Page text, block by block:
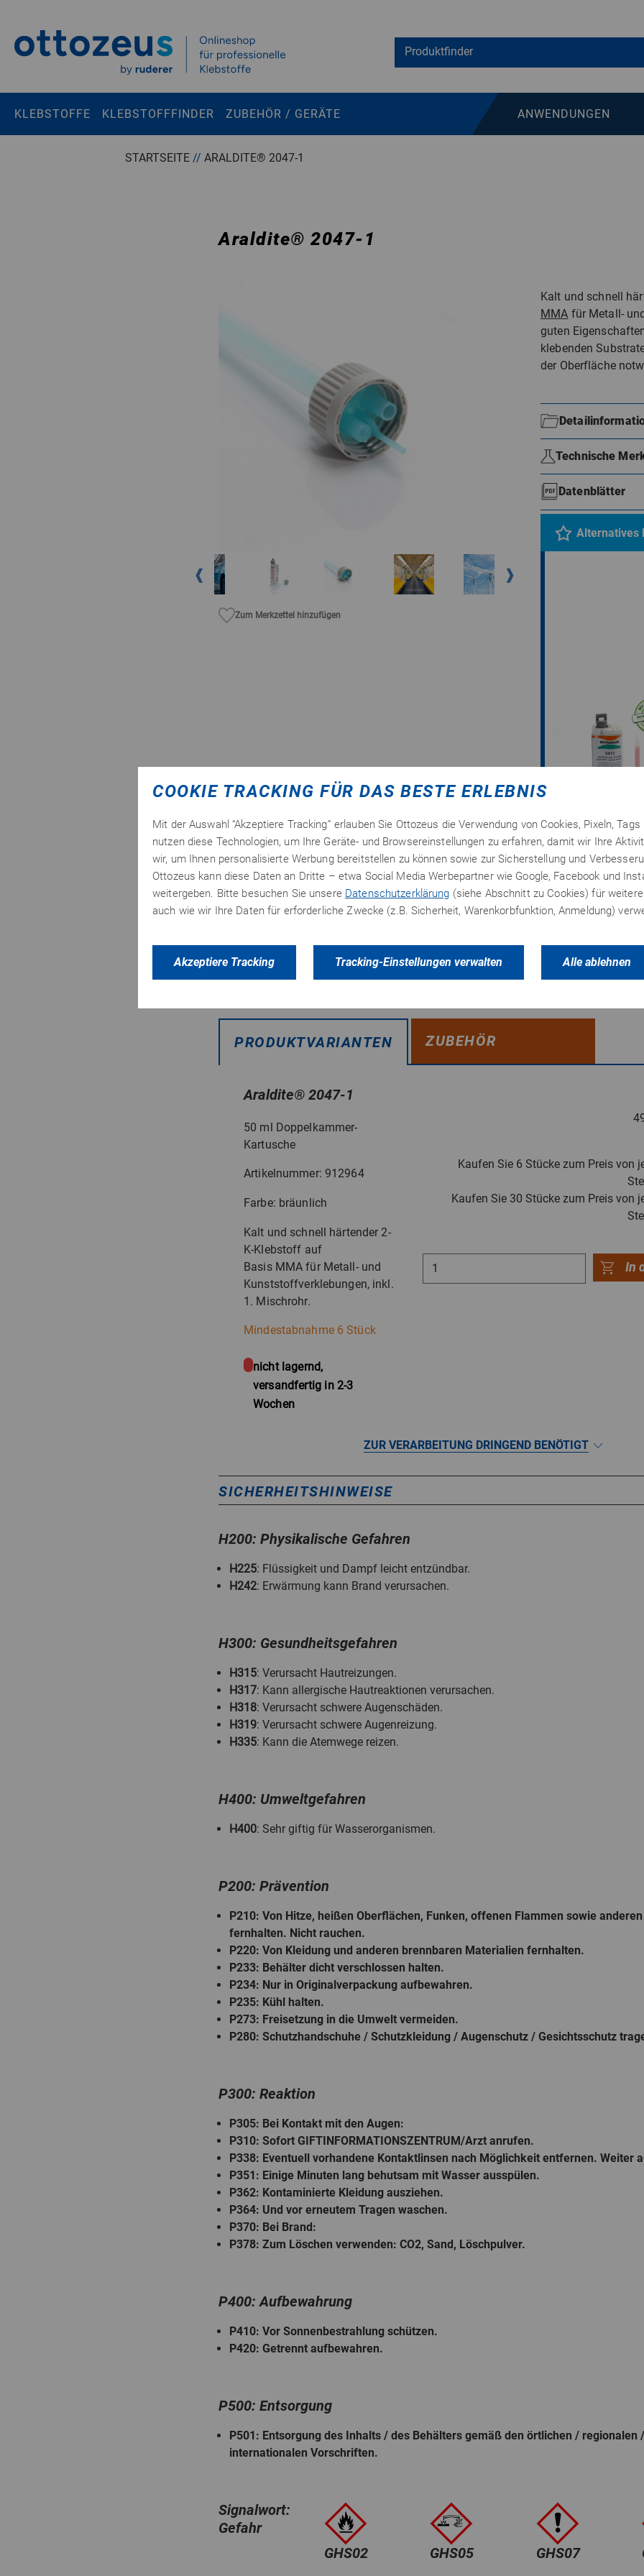
Springen zu
KLEBSTOFFE KLEBSTOFFFINDER ZUBEHÖR / GERÄTE ANWENDUNGEN
STARTSEITE // ARALDITE® 2047-1
Araldite® 2047-1
Zum Merkzettel hinzufügen
Kalt und schnell
MMA für Metall-
guten
klebenden
der Oberfläche
Technische
Datenblätter
Alternatives
PRODUKTVARIANTEN ZUBEHÖR
Araldite® 2047-1
50 ml Doppelkammer-
Kartusche
Artikelnummer: 912964
Farbe: bräunlich
Kalt und schnell härtender 2-
K-Klebstoff auf
Basis MMA für Metall- und
Kunststoffverklebungen, inkl.
1. Mischrohr.
Mindestabnahme 6 Stück
nicht lagernd,
versandfertig in 2-3
Wochen
Kaufen Sie 6 Stücke zum Preis von
Kaufen Sie 30 Stücke zum Preis von
In
ZUR VERARBEITUNG DRINGEND BENÖTIGT
SICHERHEITSHINWEISE
H200: Physikalische Gefahren
H225: Flüssigkeit und Dampf leicht entzündbar.
H242: Erwärmung kann Brand verursachen.
H300: Gesundheitsgefahren
H315: Verursacht Hautreizungen.
H317: Kann allergische Hautreaktionen verursachen.
H318: Verursacht schwere Augenschäden.
H319: Verursacht schwere Augenreizung.
H335: Kann die Atemwege reizen.
H400: Umweltgefahren
H400: Sehr giftig für Wasserorganismen.
P200: Prävention
P210: Von Hitze, heißen Oberflächen, Funken, offenen Flammen sowie
fernhalten. Nicht rauchen.
P220: Von Kleidung und anderen brennbaren Materialien fernhalten.
P233: Behälter dicht verschlossen halten.
P234: Nur in Originalverpackung aufbewahren.
P235: Kühl halten.
P273: Freisetzung in die Umwelt vermeiden.
P280: Schutzhandschuhe / Schutzkleidung / Augenschutz / Gesichtsschutz
P300: Reaktion
P305: Bei Kontakt mit den Augen:
P310: Sofort GIFTINFORMATIONSZENTRUM/Arzt anrufen.
P338: Eventuell vorhandene Kontaktlinsen nach Möglichkeit entfernen. Weiter
P351: Einige Minuten lang behutsam mit Wasser ausspülen.
P362: Kontaminierte Kleidung ausziehen.
P364: Und vor erneutem Tragen waschen.
P370: Bei Brand:
P378: Zum Löschen verwenden: CO2, Sand, Löschpulver.
P400: Aufbewahrung
P410: Vor Sonnenbestrahlung schützen.
P420: Getrennt aufbewahren.
P500: Entsorgung
P501: Entsorgung des Inhalts / des Behälters gemäß den örtlichen / regionalen
internationalen Vorschriften.
Signalwort:
Gefahr
GHS02
GHS05 GHS07
COOKIE TRACKING FÜR DAS BESTE ERLEBNIS
Mit der Auswahl “Akzeptiere Tracking” erlauben Sie Ottozeus die Verwendung von Cookies, Pixeln,
nutzen diese Technologien, um Ihre Geräte- und Browsereinstellungen zu erfahren, damit wir Ihre
wir, um Ihnen personalisierte Werbung bereitstellen zu können sowie zur Sicherstellung und
Ottozeus kann diese Daten an Dritte – etwa Social Media Werbepartner wie Google, Facebook und
weitergeben. Bitte besuchen Sie unsere Datenschutzerklärung (siehe Abschnitt zu Cookies) für
auch wie wir Ihre Daten für erforderliche Zwecke (z.B. Sicherheit, Warenkorbfunktion, Anmeldung)
Akzeptiere Tracking Tracking-Einstellungen verwalten Alle ablehnen